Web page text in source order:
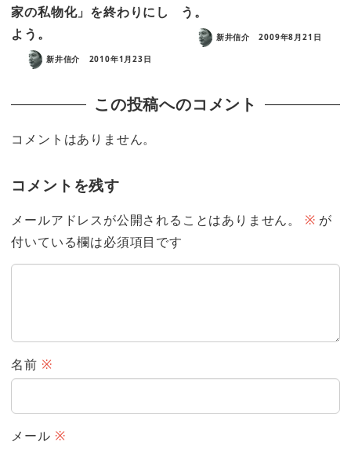
家の私物化」を終わりにし
よう。
新井信介 2010年1月23日
う。
新井信介 2009年8月21日
この投稿へのコメント
コメントはありません。
コメントを残す
メールアドレスが公開されることはありません。 ※ が
付いている欄は必須項目です
名前 ※
メール ※